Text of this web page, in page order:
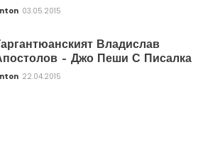
03.05.2015
Владислав
– Джо Пеши С Писалка
22.04.2015